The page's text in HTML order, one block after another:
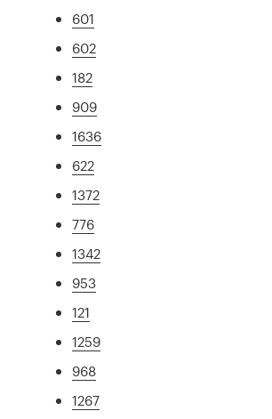
601
602
182
909
1636
622
1372
776
1342
953
121
1259
968
1267